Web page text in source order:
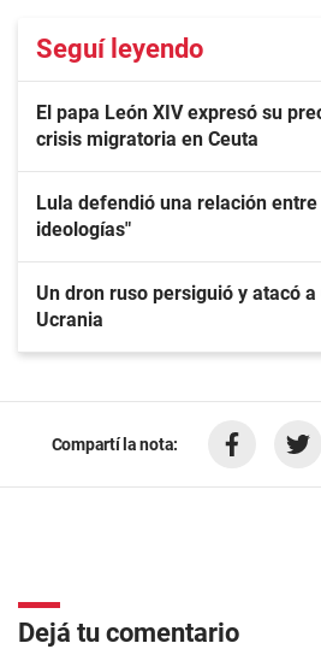
Seguí leyendo
El papa León XIV expresó su
crisis migratoria en Ceuta
Lula defendió una relación entre
ideologías"
Un dron ruso persiguió y atacó
Ucrania
Compartí la nota:
Dejá tu comentario